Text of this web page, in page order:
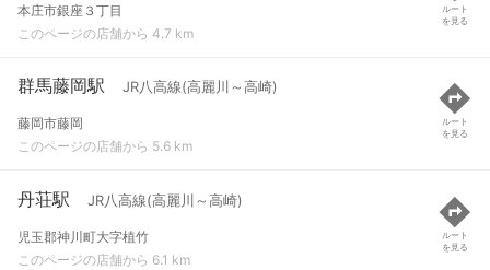
本庄市銀座３丁目
このページの店舗から 4.7 km
ルート
を見る
群馬藤岡駅 JR八高線(高麗川～高崎)
藤岡市藤岡
このページの店舗から 5.6 km
ルート
を見る
丹荘駅 JR八高線(高麗川～高崎)
児玉郡神川町大字植竹
このページの店舗から 6.1 km
ルート
を見る